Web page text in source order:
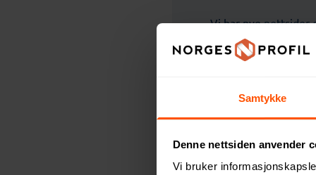
Samtykke
Denne nettsiden anvender
Vi bruker
Vi har nye nettsider